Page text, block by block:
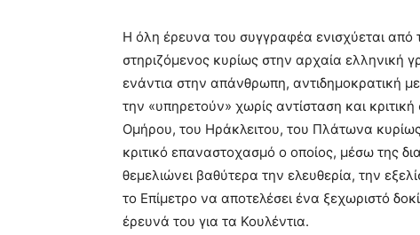
Η όλη έρευνα του συγγραφέα ενισχύεται από
στηριζόμενος κυρίως στην αρχαία
ενάντια στην απάνθρωπη, αντιδημοκρατική
την «υπηρετούν» χωρίς αντίσταση και
Ομήρου, του Ηράκλειτου, του Πλάτωνα
κριτικό επαναστοχασμό ο οποίος, μέσω της
θεμελιώνει βαθύτερα την ελευθερία, την
το Επίμετρο να αποτελέσει ένα ξεχωριστό
έρευνά του για τα Κουλέντια.